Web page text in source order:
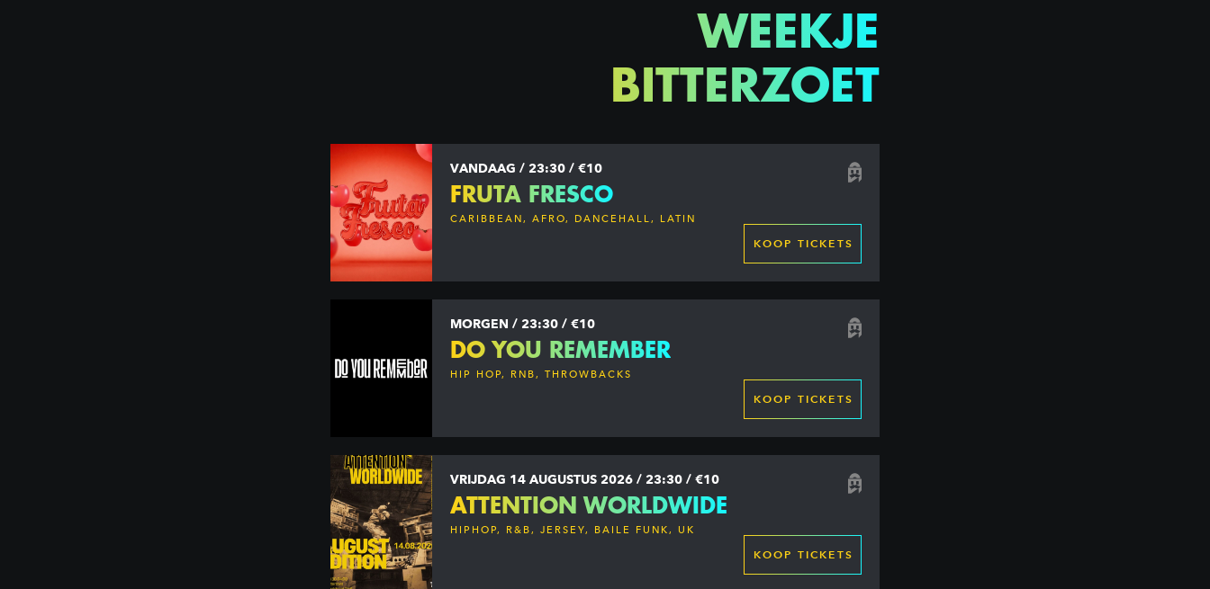
WEEKJE
BITTERZOET
VANDAAG / 23:30 / €10
FRUTA FRESCO
CARIBBEAN, AFRO, DANCEHALL, LATIN
KOOP TICKETS
MORGEN / 23:30 / €10
DO YOU REMEMBER
HIP HOP, RNB, THROWBACKS
KOOP TICKETS
VRIJDAG 14 AUGUSTUS 2026 / 23:30 / €10
ATTENTION WORLDWIDE
HIPHOP, R&B, JERSEY, BAILE FUNK, UK
KOOP TICKETS